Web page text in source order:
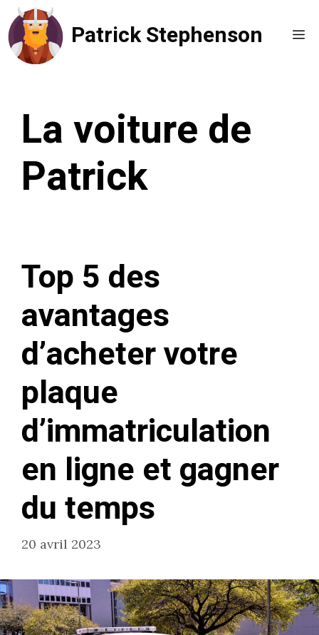
Aller
au
contenu
Patrick Stephenson
La voiture de
Patrick
Top 5 des
avantages
d’acheter votre
plaque
d’immatriculation
en ligne et gagner
du temps
20 avril 2023